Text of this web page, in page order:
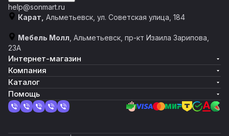
help@sonmart.ru
Карат, Альметьевск, ул. Советская улица, 184
Мебель Молл , Альметьевск, пр-кт Изаила Зарипова,
23А
Интернет-магазин
Компания
Каталог
Помощь